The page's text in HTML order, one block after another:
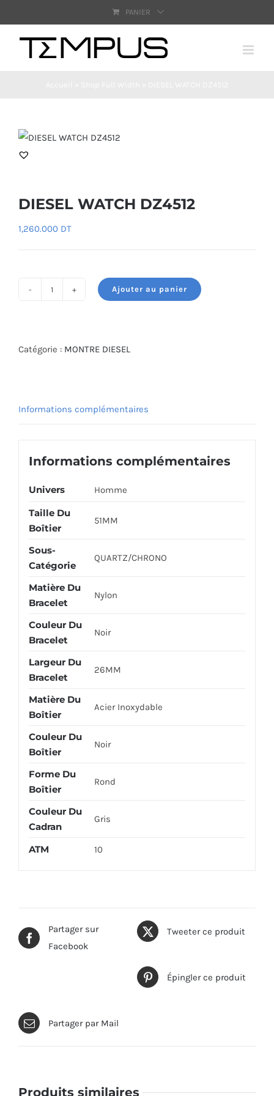
au
contenu
PANIER
DIESEL WATCH DZ4512
1,260.000 DT
WATCH
Ajouter au panier
Catégorie : MONTRE DIESEL
Informations complémentaires
Informations complémentaires
Univers Homme
Taille Du
Boîtier
51MM
Sous-
Catégorie
QUARTZ/CHRONO
Matière Du
Bracelet
Nylon
Couleur Du
Bracelet
Noir
Largeur Du
Bracelet
26MM
Matière Du
Boîtier
Acier Inoxydable
Couleur Du
Boîtier
Noir
Forme Du
Boîtier
Rond
Couleur Du
Cadran
Gris
ATM 10
Partager sur
Facebook
Tweeter ce produit
Épingler ce produit
Partager par Mail
Produits similaires